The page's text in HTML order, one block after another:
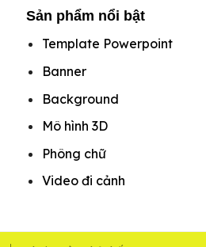
Sản phẩm nổi bật
Template Powerpoint
Banner
Background
Mô hình 3D
Phông chữ
Video đi cảnh